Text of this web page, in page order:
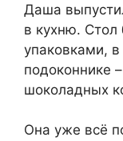
Даша
в кухню. Стол
упаковками, в
подоконнике
шоколадных
Она уже всё